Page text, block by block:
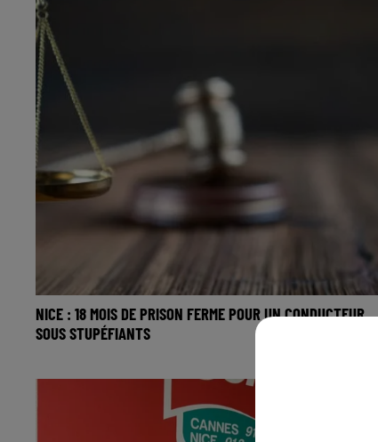
NICE : 18 MOIS DE PRISON FERME POUR UN CONDUCTEUR
SOUS STUPÉFIANTS